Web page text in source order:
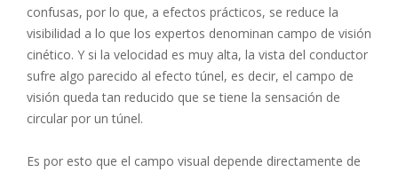
confusas, por lo que, a efectos prácticos, se reduce la
visibilidad a lo que los expertos denominan campo de visión
cinético. Y si la velocidad es muy alta, la vista del conductor
sufre algo parecido al efecto túnel, es decir, el campo de
visión queda tan reducido que se tiene la sensación de
circular por un túnel.
Es por esto que el campo visual depende directamente de